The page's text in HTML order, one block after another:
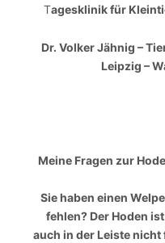
Tagesklinik für
Dr. Volker Jähnig –
Leipzig –
Meine Fragen zur
Sie haben einen
fehlen? Der Hoden
auch in der Leiste